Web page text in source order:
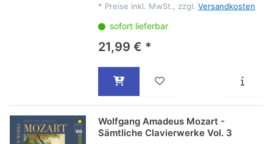
* Preise inkl. MwSt., zzgl. Versandkosten
sofort lieferbar
21,99 € *
Wolfgang Amadeus Mozart -
Sämtliche Clavierwerke Vol. 3